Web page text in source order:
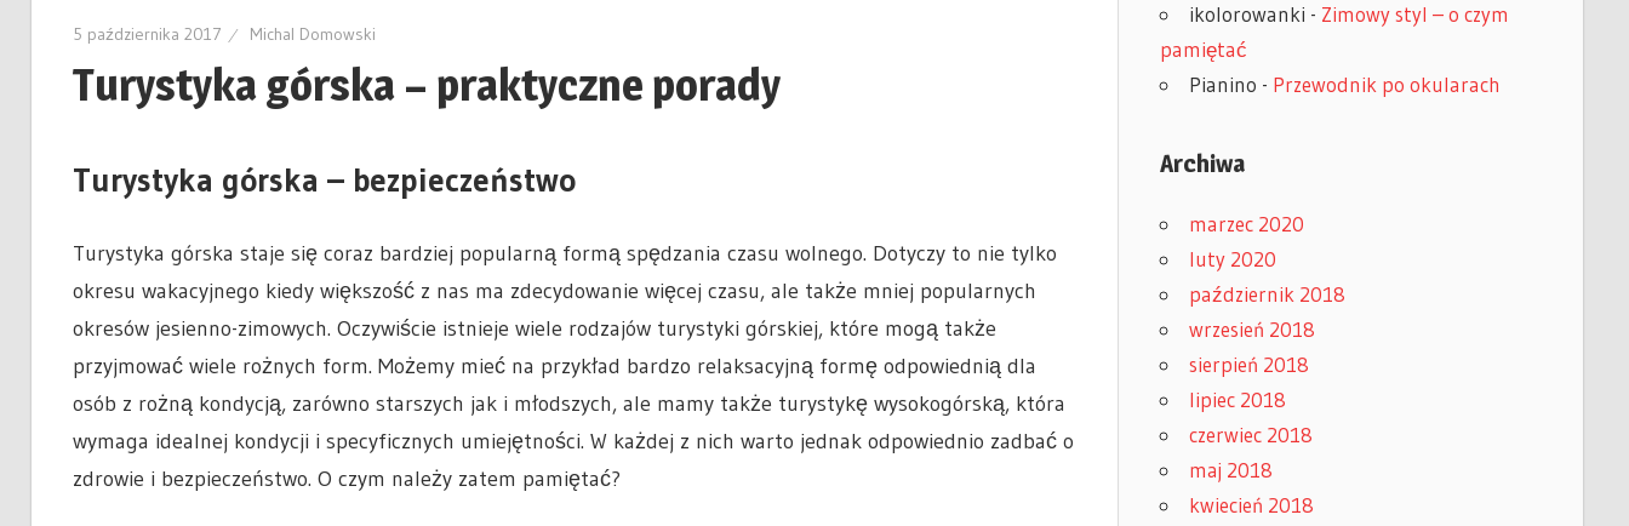
5 października 2017 Michal Domowski
Turystyka górska – praktyczne porady
Turystyka górska – bezpieczeństwo
Turystyka górska staje się coraz bardziej popularną formą spędzania czasu wolnego. Dotyczy to nie tylko
okresu wakacyjnego kiedy większość z nas ma zdecydowanie więcej czasu, ale także mniej popularnych
okresów jesienno-zimowych. Oczywiście istnieje wiele rodzajów turystyki górskiej, które mogą także
przyjmować wiele rożnych form. Możemy mieć na przykład bardzo relaksacyjną formę odpowiednią dla
osób z rożną kondycją, zarówno starszych jak i młodszych, ale mamy także turystykę wysokogórską, która
wymaga idealnej kondycji i specyficznych umiejętności. W każdej z nich warto jednak odpowiednio zadbać o
zdrowie i bezpieczeństwo. O czym należy zatem pamiętać?
ikolorowanki - Zimowy styl – o czym
pamiętać
Pianino - Przewodnik po okularach
Archiwa
marzec 2020
luty 2020
październik 2018
wrzesień 2018
sierpień 2018
lipiec 2018
czerwiec 2018
maj 2018
kwiecień 2018